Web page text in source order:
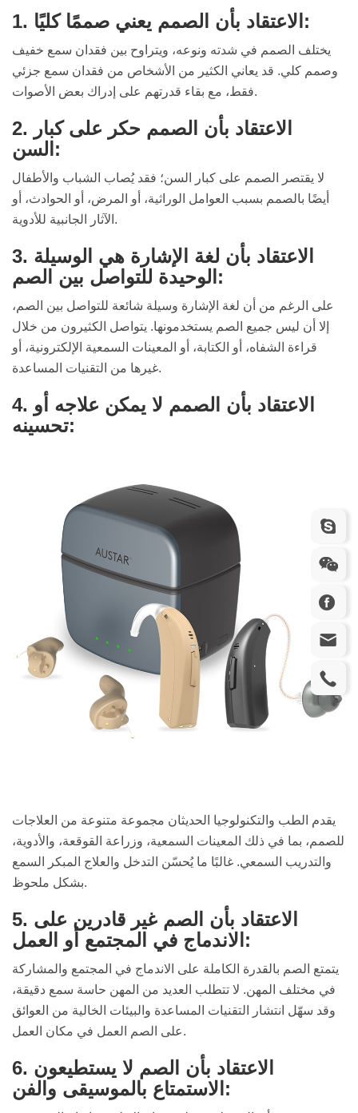
1. الاعتقاد بأن الصمم يعني صممًا كليًا:
يختلف الصمم في شدته ونوعه، ويتراوح بين فقدان سمع خفيف
وصمم كلي. قد يعاني الكثير من الأشخاص من فقدان سمع جزئي
فقط، مع بقاء قدرتهم على إدراك بعض الأصوات.
2. الاعتقاد بأن الصمم حكر على كبار
السن:
لا يقتصر الصمم على كبار السن؛ فقد يُصاب الشباب والأطفال
أيضًا بالصمم بسبب العوامل الوراثية، أو المرض، أو الحوادث، أو
الآثار الجانبية للأدوية.
3. الاعتقاد بأن لغة الإشارة هي الوسيلة
الوحيدة للتواصل بين الصم:
على الرغم من أن لغة الإشارة وسيلة شائعة للتواصل بين الصم،
إلا أن ليس جميع الصم يستخدمونها. يتواصل الكثيرون من خلال
قراءة الشفاه، أو الكتابة، أو المعينات السمعية الإلكترونية، أو
غيرها من التقنيات المساعدة.
4. الاعتقاد بأن الصمم لا يمكن علاجه أو
تحسينه:
يقدم الطب والتكنولوجيا الحديثان مجموعة متنوعة من العلاجات
للصمم، بما في ذلك المعينات السمعية، وزراعة القوقعة، والأدوية،
والتدريب السمعي. غالبًا ما يُحسّن التدخل والعلاج المبكر السمع
بشكل ملحوظ.
5. الاعتقاد بأن الصم غير قادرين على
الاندماج في المجتمع أو العمل:
يتمتع الصم بالقدرة الكاملة على الاندماج في المجتمع والمشاركة
في مختلف المهن. لا تتطلب العديد من المهن حاسة سمع دقيقة،
وقد سهّل انتشار التقنيات المساعدة والبيئات الخالية من العوائق
على الصم العمل في مكان العمل.
6. الاعتقاد بأن الصم لا يستطيعون
الاستمتاع بالموسيقى والفن: